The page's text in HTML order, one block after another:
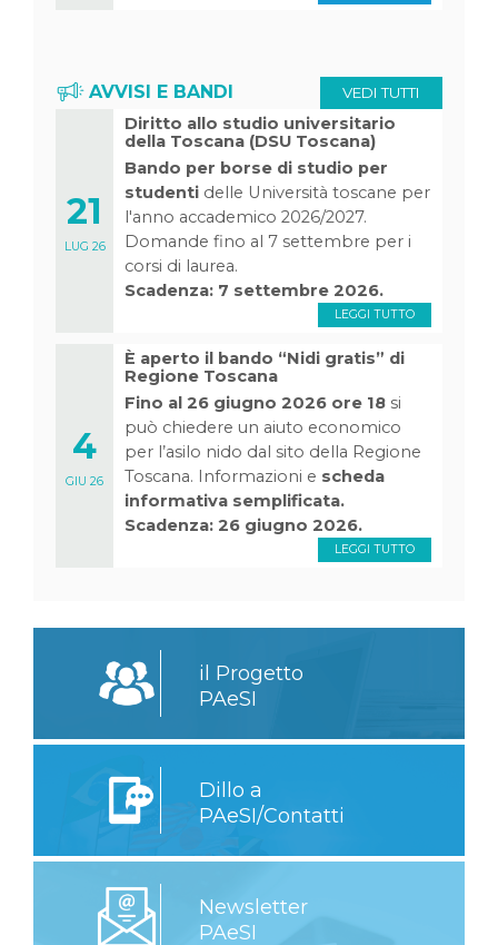
AVVISI E BANDI VEDI TUTTI
21
LUG 26
Diritto allo studio universitario
della Toscana (DSU Toscana)
Bando per borse di studio per
studenti delle Università toscane per
l'anno accademico 2026/2027.
Domande fino al 7 settembre per i
corsi di laurea.
Scadenza: 7 settembre 2026.
LEGGI TUTTO
4
GIU 26
È aperto il bando “Nidi gratis” di
Regione Toscana
Fino al 26 giugno 2026 ore 18 si
può chiedere un aiuto economico
per l’asilo nido dal sito della Regione
Toscana. Informazioni e scheda
informativa semplificata.
Scadenza: 26 giugno 2026.
LEGGI TUTTO
il Progetto
PAeSI
Dillo a
PAeSI/Contatti
Newsletter
PAeSI